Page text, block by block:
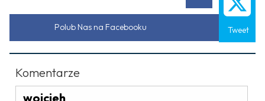
Tweet
Polub Nas na Facebooku
Komentarze
wojcieh